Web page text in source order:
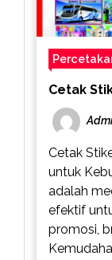
Cetak
Cetak
untuk
adalah
efektif
promosi,